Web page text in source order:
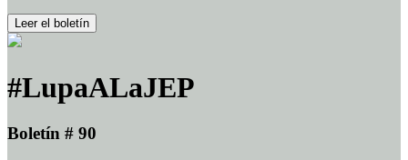
Leer el boletín
#LupaALaJEP
Boletín # 90